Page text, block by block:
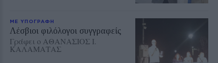
ΜΕ ΥΠΟΓΡΑΦΗ
Λέσβιοι φιλόλογοι συγγραφείς
Γράφει ο ΑΘΑΝΑΣΙΟΣ Ι.
ΚΑΛΑΜΑΤΑΣ